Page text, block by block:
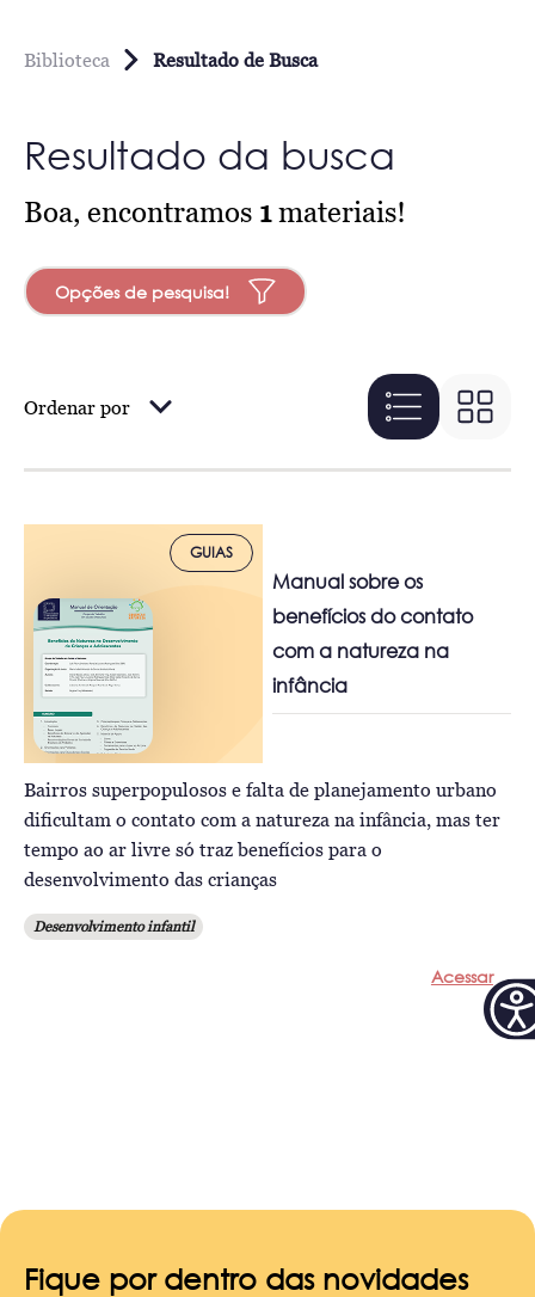
Biblioteca Resultado de Busca
Resultado da busca
Boa, encontramos 1materiais!
Opções de pesquisa!
Ordenar por
GUIAS
Manual sobre os
benefícios do contato
com a natureza na
infância
Bairros superpopulosos e falta de planejamento urbano
dificultam o contato com a natureza na infância, mas ter
tempo ao ar livre só traz benefícios para o
desenvolvimento das crianças
Desenvolvimento infantil
Acessar
Fique por dentro das novidades